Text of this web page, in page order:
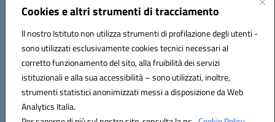
Cookies e altri strumenti di tracciamento
Il nostro Istituto non utilizza strumenti di profilazione degli utenti -
sono utilizzati esclusivamente cookies tecnici necessari al
corretto funzionamento del sito, alla fruibilità dei servizi
istituzionali e alla sua accessibilità – sono utilizzati, inoltre,
strumenti statistici anonimizzati messi a disposizione da Web
Analytics Italia.
Indirizzo:Via Coniugi Crigna – Cap. 89861 – Tropea (VV)
Posta elettronica certificata (PEC):vvic82200d@pec.istruzione.it
Codice fiscale: 96012410799
Codice meccanografico:VVIC82200D
Codice Indice delle Pubbliche Amministrazioni (IPA): istsc_vvic82200d
Codice unico di fatturazione (CUF): UFUKAE